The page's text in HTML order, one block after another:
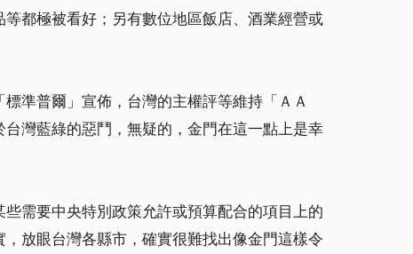
都極被看好；另有數位地區飯店、酒業經營或
準普爾」宣佈，台灣的主權評等維持「ＡＡ
灣藍綠的惡鬥，無疑的，金門在這一點上是幸
需要中央特別政策允許或預算配合的項目上的
放眼台灣各縣市，確實很難找出像金門這樣令